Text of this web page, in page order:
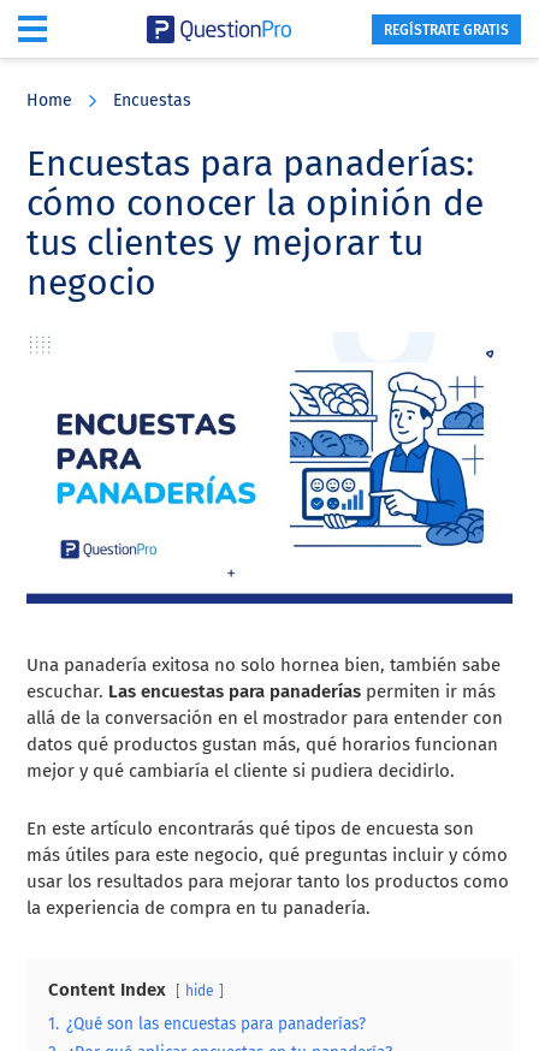
content
sidebar
REGÍSTRATE GRATIS
Home Encuestas
Encuestas para panaderías:
cómo conocer la opinión de
tus clientes y mejorar tu
negocio
Una panadería exitosa no solo hornea bien, también sabe
escuchar. Las encuestas para panaderías permiten ir más
allá de la conversación en el mostrador para entender con
datos qué productos gustan más, qué horarios funcionan
mejor y qué cambiaría el cliente si pudiera decidirlo.
En este artículo encontrarás qué tipos de encuesta son
más útiles para este negocio, qué preguntas incluir y cómo
usar los resultados para mejorar tanto los productos como
la experiencia de compra en tu panadería.
Content Index hide
1. ¿Qué son las encuestas para panaderías?